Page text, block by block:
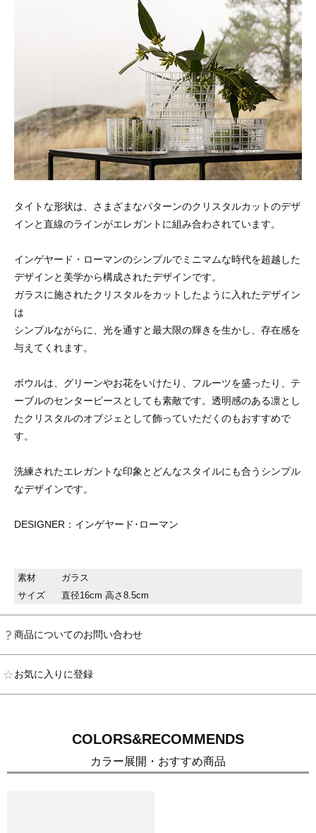
タイトな形状は、さまざまなパターンのクリスタルカットのデザ
インと直線のラインがエレガントに組み合わされています。
インゲヤード・ローマンのシンプルでミニマムな時代を超越した
デザインと美学から構成されたデザインです。
ガラスに施されたクリスタルをカットしたように入れたデザイン
は
シンプルながらに、光を通すと最大限の輝きを生かし、存在感を
与えてくれます。
ボウルは、グリーンやお花をいけたり、フルーツを盛ったり、テ
ーブルのセンターピースとしても素敵です。透明感のある凛とし
たクリスタルのオブジェとして飾っていただくのもおすすめで
す。
洗練されたエレガントな印象とどんなスタイルにも合うシンプル
なデザインです。
DESIGNER：インゲヤード･ローマン
素材
ガラス
サイズ
直径16cm 高さ8.5cm
商品についてのお問い合わせ
お気に入りに登録
COLORS&RECOMMENDS
カラー展開・おすすめ商品